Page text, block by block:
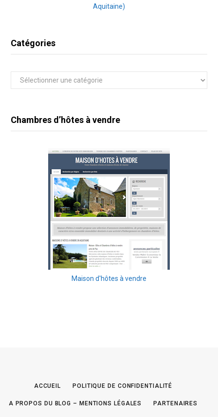
Aquitaine)
Catégories
Catégories
Chambres d’hôtes à vendre
Maison d'hôtes à vendre
ACCUEIL POLITIQUE DE CONFIDENTIALITÉ
A PROPOS DU BLOG – MENTIONS LÉGALES PARTENAIRES